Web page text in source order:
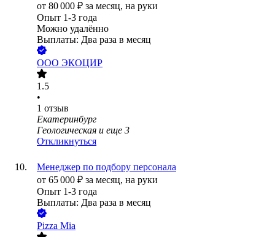
от 80 000 ₽ за месяц, на руки
Опыт 1-3 года
Можно удалённо
Выплаты: Два раза в месяц
ООО ЭКОЦИР
1.5
•
1 отзыв
Екатеринбург
Геологическая и еще 3
Откликнуться
Менеджер по подбору персонала
от 65 000 ₽ за месяц, на руки
Опыт 1-3 года
Выплаты: Два раза в месяц
Pizza Mia